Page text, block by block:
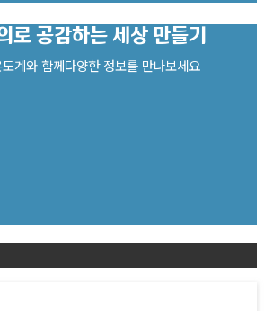
로 공감하는 세상 만들기
계와 함께다양한 정보를 만나보세요